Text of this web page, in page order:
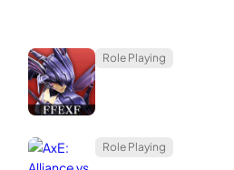
Role Playing
Role Playing